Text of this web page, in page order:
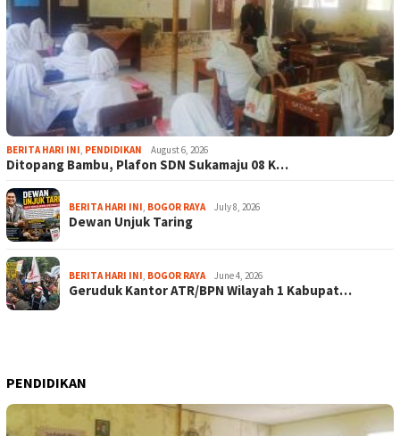
BERITA HARI INI, PENDIDIKAN August 6, 2026
Ditopang Bambu, Plafon SDN Sukamaju 08 K…
BERITA HARI INI, BOGOR RAYA July 8, 2026
Dewan Unjuk Taring
BERITA HARI INI, BOGOR RAYA June 4, 2026
Geruduk Kantor ATR/BPN Wilayah 1 Kabupat…
PENDIDIKAN